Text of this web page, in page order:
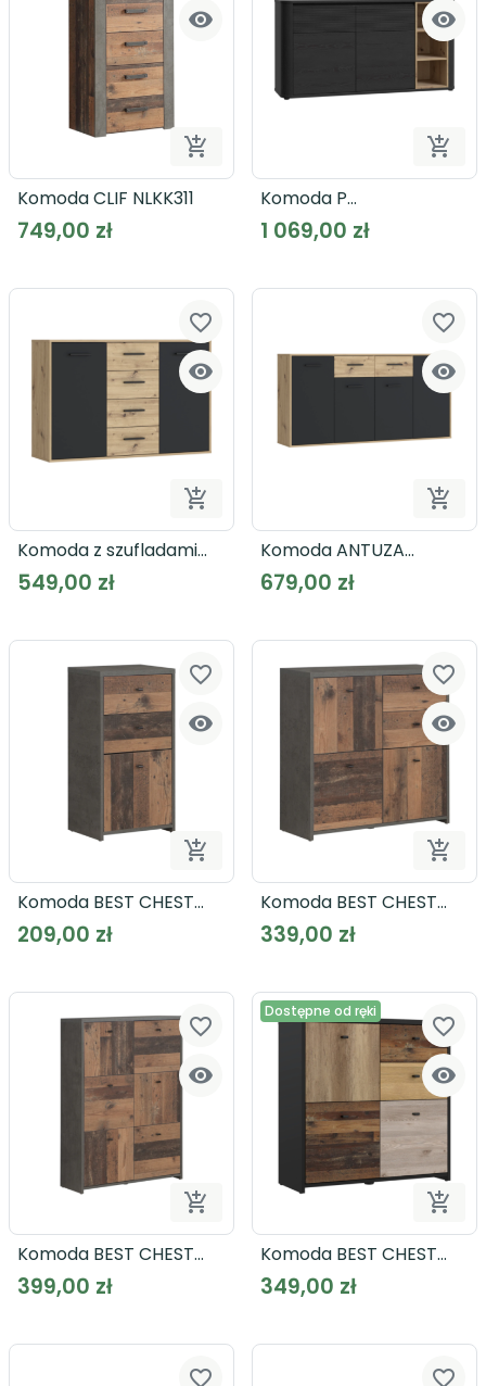


Dodaj do koszyka
Komoda CLIF NLKK311
749,00 zł


Komoda P
BREATHTAKER BTHK233
1 069,00 zł


Dodaj do koszyka
favorite_border
Komoda z szufladami
ANTUZA NTU231
549,00 zł


favorite_border
Komoda ANTUZA
NTU241
679,00 zł


Dodaj do koszyka
favorite_border
Komoda BEST CHEST
SQNK211
209,00 zł


favorite_border
Komoda BEST CHEST
SQNK223
339,00 zł


Dodaj do koszyka
favorite_border
Komoda BEST CHEST
SQNK321
399,00 zł
Dostępne od ręki


favorite_border
Komoda BEST CHEST
SQNK223
349,00 zł
favorite_border favorite_border